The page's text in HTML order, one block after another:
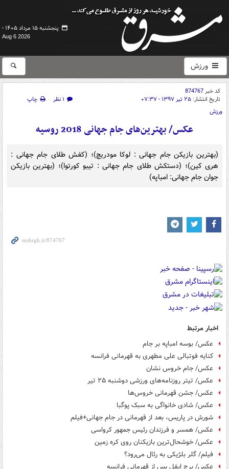
پنجشنبه ۱۵ مرداد ۱۴۰۵ -
Aug 6 2026
ورزش
کد خبر874767
تاریخ انتشار: ۲۵ تیر ۱۳۹۷ - ۰۷:۳۷ ۱ نظر
چاپ
ورزش
عکس/ بهترین‌های جام جهانی 2018 روسیه
(بهترین بازیکن جام جهانی : لوکا مودریچ)؛ (کفش طلای جام جهانی :
هری کین)؛ (دستکش طلای جام جهانی : تیبو کورتوا)؛ (بهترین بازیکن
جوان جام جهانی: امباپه)
اخبار مرتبط
عکس/ بوسه امباپه بر جام
کنایه فوتبالی علی مطهری به قهرمانی فرانسه
عکس/ جام خروس نشان
عکس/ تیتر روزنامه‌های ورزشی دوشنبه ۲۵ تیر
عکس/ جشن قهرمانی خروس‌ها
عکس/ شادی خانواگی به سبک پوگبا
شورش در پاریس، بعد از قهرمانی در جام جهانی+فیلم
عکس/ همسر و فرزندان رئیس جمهور کرواسی
عکس/ خوشحال‌ترین بازیکنان روی کره زمین
فیلم/ گلر بلژیکی به رئال می‌رود؟
عکس/ برج ایفل پس از قهرمانی فرانسه